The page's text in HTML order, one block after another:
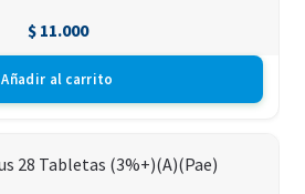
$11.000
Añadir al carrito